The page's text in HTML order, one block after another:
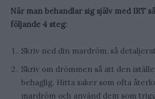
När man behandlar sig själv med IRT
följande 4 steg:
Skriv ned din mardröm, så
Skriv om drömmen så att den
behaglig. Hitta saker som ofta
mardröm och använd dem som